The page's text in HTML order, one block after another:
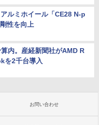
ルミホイール「CE28 N-p
性を向上
内。産経新聞社がAMD R
を2千台導入
お問い合わせ